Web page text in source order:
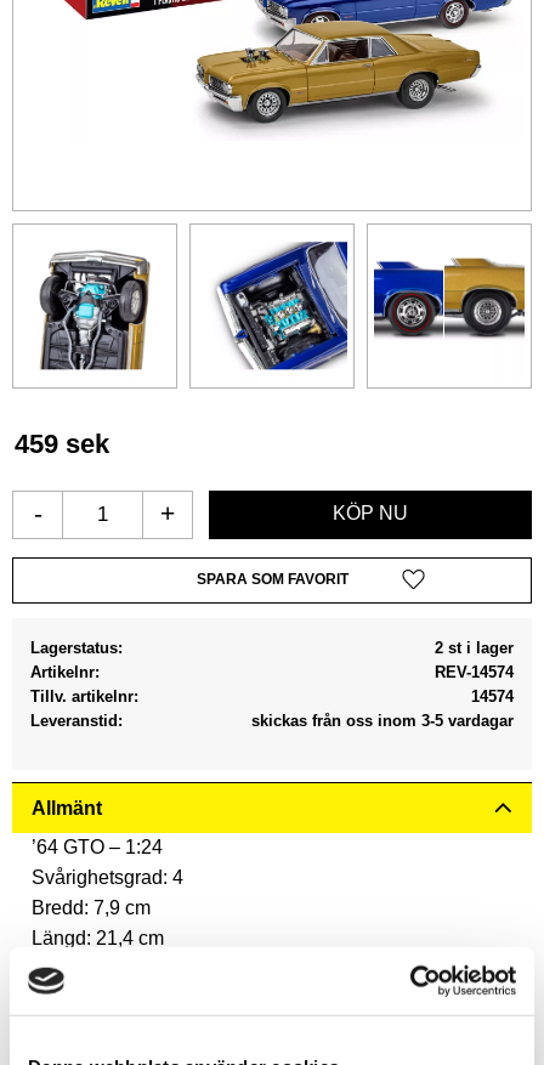
459 sek
+
-
Lägg till i favoriter
Lagerstatus
2 st i lager
Artikelnr
REV-14574
Tillv. artikelnr
14574
Leveranstid
skickas från oss inom 3-5 vardagar
Allmänt
’64 GTO – 1:24
Svårighetsgrad: 4
Bredd: 7,9 cm
Längd: 21,4 cm
Höjd: 6,4 cm
Artikelnummer: 14574
Antal delar: 104